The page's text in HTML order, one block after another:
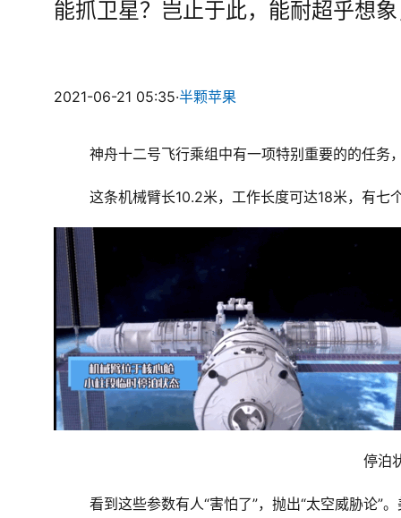
能抓卫星？岂止于此，能耐超乎想
2021-06-21 05:35·半颗苹果
神舟十二号飞行乘组中有一项特别重要的的任务
这条机械臂长10.2米，工作长度可达18米，有七
停泊
看到这些参数有人“害怕了”，抛出“太空威胁论”